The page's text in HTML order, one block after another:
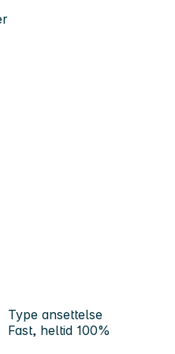
Type ansettelse
Fast, heltid 100%